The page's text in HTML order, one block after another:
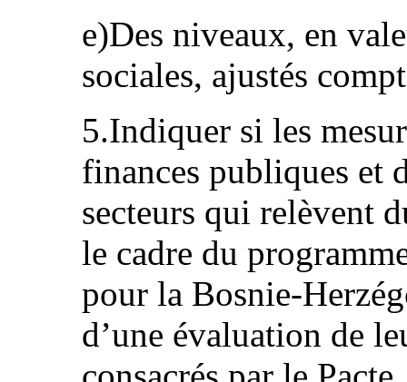
e)Des niveaux, en
sociales, ajustés
5.Indiquer si les
finances publiques et
secteurs qui relèvent
le cadre du
pour la Bosnie-
d’une évaluation de